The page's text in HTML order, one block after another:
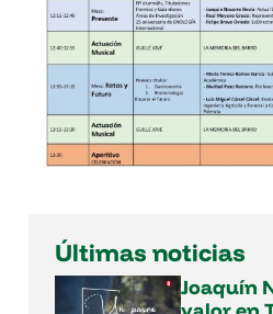
Últimas noticias
Joaquín